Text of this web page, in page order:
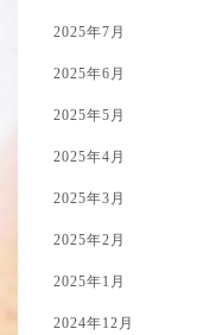
2025年7月
2025年6月
2025年5月
2025年4月
2025年3月
2025年2月
2025年1月
2024年12月